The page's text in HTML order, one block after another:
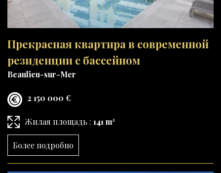
Прекрасная квартира в современной
резиденции с бассейном
Beaulieu-sur-Mer
2 150 000 €
Жилая площадь : 141 m²
Более подробно